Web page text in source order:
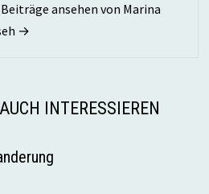
ansehen von Marina
→
INTERESSIEREN